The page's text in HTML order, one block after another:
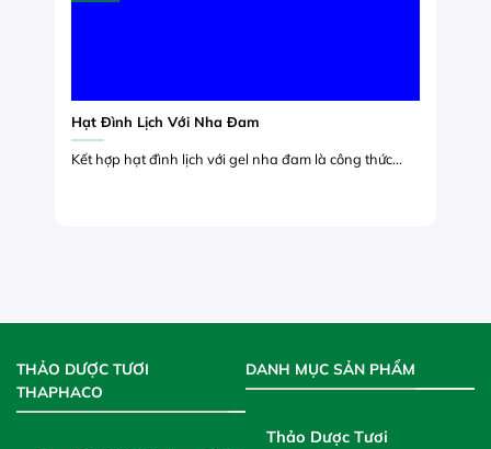
Hạt Đình Lịch Với Nha Đam
Kết hợp hạt đình lịch với gel nha đam là công thức...
THẢO DƯỢC TƯƠI
THAPHACO
DANH MỤC SẢN PHẨM
Thảo Dược Tươi